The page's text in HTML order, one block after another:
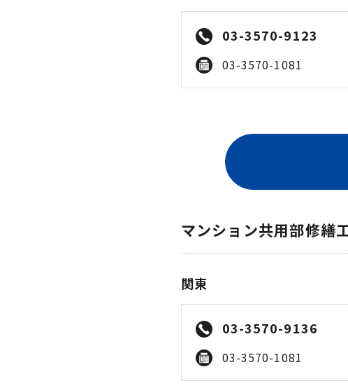
03-3570-9123
03-3570-1081
マンション共用部修繕
関東
03-3570-9136
03-3570-1081